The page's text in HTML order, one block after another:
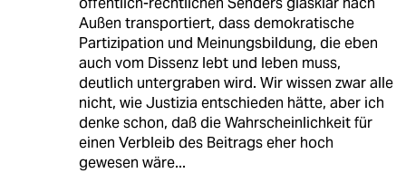
Außen transportiert, dass demokratische
Partizipation und Meinungsbildung, die eben
auch vom Dissenz lebt und leben muss,
deutlich untergraben wird. Wir wissen zwar alle
nicht, wie Justizia entschieden hätte, aber ich
denke schon, daß die Wahrscheinlichkeit für
einen Verbleib des Beitrags eher hoch
gewesen wäre...